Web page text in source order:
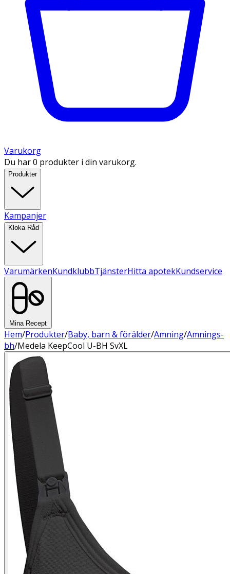
Varukorg
Du har 0 produkter i din varukorg.
Produkter
Kampanjer
Kloka Råd
VarumärkenKundklubbTjänsterHitta apotekKundservice
Mina Recept
Hem/Produkter/Baby, barn & förälder/Amning/Amnings-
bh/Medela KeepCool U-BH SvXL